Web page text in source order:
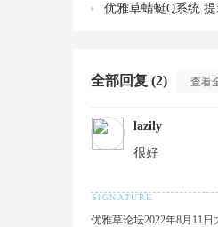
优雅草蜻蜓Q系统
全部回复 (2) 查看
lazily
很好
优雅草论坛2022年8月11